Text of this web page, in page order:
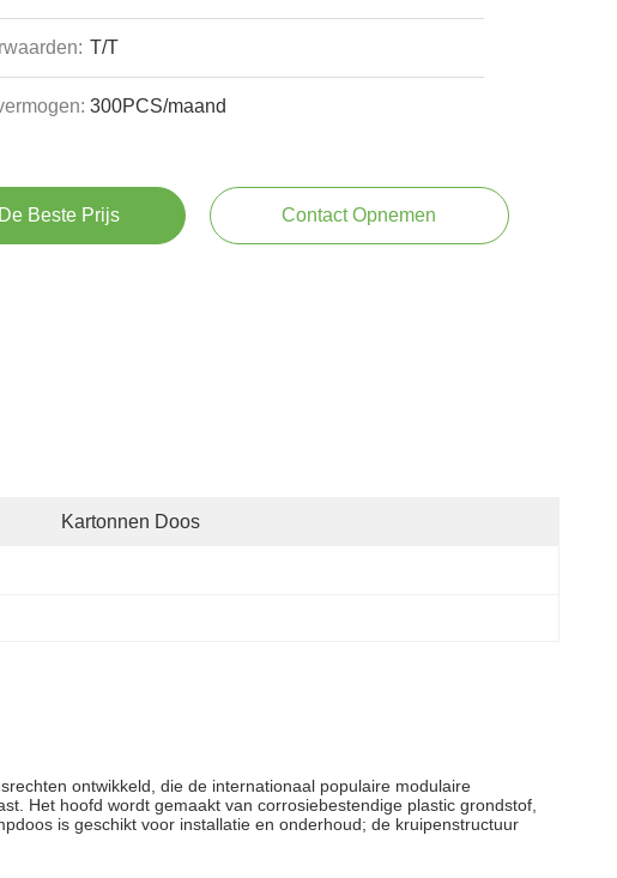
T/T
300PCS/maand
Beste Prijs Contact Opnemen
Kartonnen Doos
ontwikkeld, die de internationaal populaire modulaire
Het hoofd wordt gemaakt van corrosiebestendige plastic grondstof,
is geschikt voor installatie en onderhoud; de kruipenstructuur